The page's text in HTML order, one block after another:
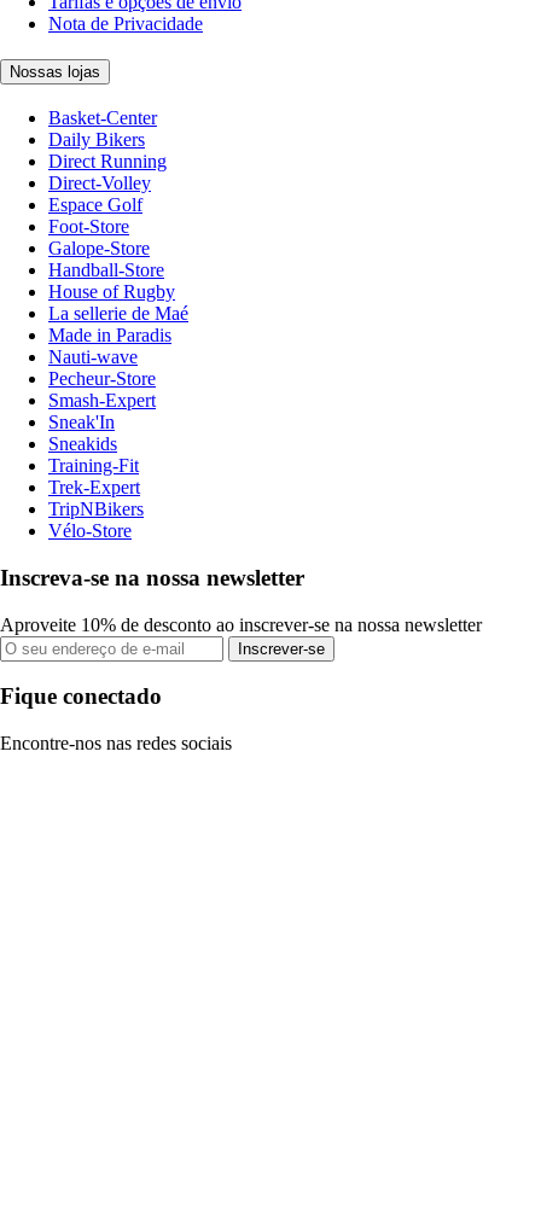
Nota de Privacidade
Nossas lojas
Basket-Center
Daily Bikers
Direct Running
Direct-Volley
Espace Golf
Foot-Store
Galope-Store
Handball-Store
House of Rugby
La sellerie de Maé
Made in Paradis
Nauti-wave
Pecheur-Store
Smash-Expert
Sneak'In
Sneakids
Training-Fit
Trek-Expert
TripNBikers
Vélo-Store
Inscreva-se na nossa newsletter
Aproveite 10% de desconto ao inscrever-se na nossa newsletter
Inscrever-se
Fique conectado
Encontre-nos nas redes sociais